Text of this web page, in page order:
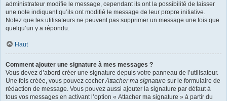
administrateur modifie le message, cependant ils ont la possibilité de laisser
une note indiquant qu’ils ont modifié le message de leur propre initiative.
Notez que les utilisateurs ne peuvent pas supprimer un message une fois que
quelqu’un y a répondu.
Haut
Comment ajouter une signature à mes messages ?
Vous devez d’abord créer une signature depuis votre panneau de l’utilisateur.
Une fois créée, vous pouvez cocherAttacher ma signature sur le formulaire de
rédaction de message. Vous pouvez aussi ajouter la signature par défaut à
tous vos messages en activant l’option « Attacher ma signature » à partir du